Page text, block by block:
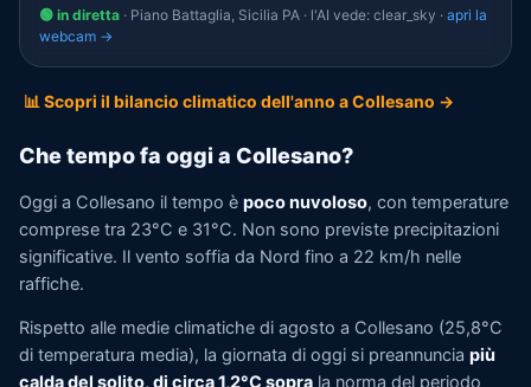
🟢 in diretta · Piano Battaglia, Sicilia PA · l'AI vede: clear_sky · apri la
webcam →
📊 Scopri il bilancio climatico dell'anno a Collesano →
Che tempo fa oggi a Collesano?
Oggi a Collesano il tempo è poco nuvoloso, con temperature
comprese tra 23°C e 31°C. Non sono previste precipitazioni
significative. Il vento soffia da Nord fino a 22 km/h nelle
raffiche.
Rispetto alle medie climatiche di agosto a Collesano (25,8°C
di temperatura media), la giornata di oggi si preannuncia più
calda del solito, di circa 1,2°C sopra la norma del periodo